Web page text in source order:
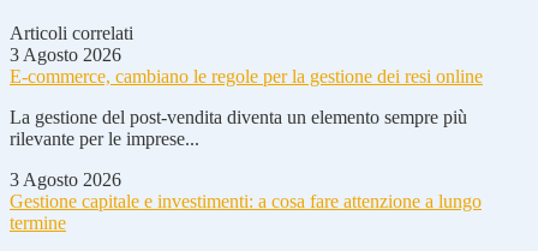
Articoli correlati
3 Agosto 2026
E-commerce, cambiano le regole per la gestione dei resi online
La gestione del post-vendita diventa un elemento sempre più
rilevante per le imprese...
3 Agosto 2026
Gestione capitale e investimenti: a cosa fare attenzione a lungo
termine